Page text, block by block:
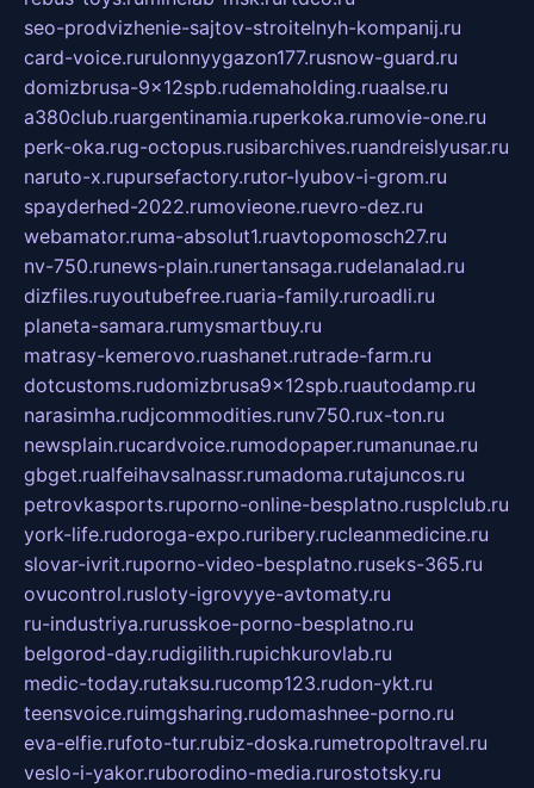
seo-prodvizhenie-sajtov-stroitelnyh-kompanij.ru
card-voice.rurulonnyygazon177.rusnow-guard.ru
domizbrusa-9x12spb.rudemaholding.ruaalse.ru
a380club.ruargentinamia.ruperkoka.rumovie-one.ru
perk-oka.rug-octopus.rusibarchives.ruandreislyusar.ru
naruto-x.rupursefactory.rutor-lyubov-i-grom.ru
spayderhed-2022.rumovieone.ruevro-dez.ru
webamator.ruma-absolut1.ruavtopomosch27.ru
nv-750.runews-plain.runertansaga.rudelanalad.ru
dizfiles.ruyoutubefree.ruaria-family.ruroadli.ru
planeta-samara.rumysmartbuy.ru
matrasy-kemerovo.ruashanet.rutrade-farm.ru
dotcustoms.rudomizbrusa9x12spb.ruautodamp.ru
narasimha.rudjcommodities.runv750.rux-ton.ru
newsplain.rucardvoice.rumodopaper.rumanunae.ru
gbget.rualfeihavsalnassr.rumadoma.rutajuncos.ru
petrovkasports.ruporno-online-besplatno.rusplclub.ru
york-life.rudoroga-expo.ruribery.rucleanmedicine.ru
slovar-ivrit.ruporno-video-besplatno.ruseks-365.ru
ovucontrol.rusloty-igrovyye-avtomaty.ru
ru-industriya.rurusskoe-porno-besplatno.ru
belgorod-day.rudigilith.rupichkurovlab.ru
medic-today.rutaksu.rucomp123.rudon-ykt.ru
teensvoice.ruimgsharing.rudomashnee-porno.ru
eva-elfie.rufoto-tur.rubiz-doska.rumetropoltravel.ru
veslo-i-yakor.ruborodino-media.rurostotsky.ru